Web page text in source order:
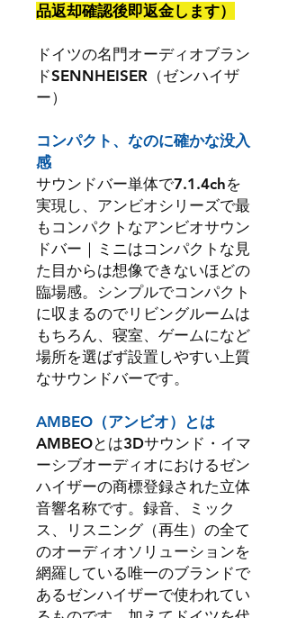
品返却確認後即返金します）
ドイツの名門オーディオブラン
ドSENNHEISER（ゼンハイザ
ー）
コンパクト、なのに確かな没入
感
サウンドバー単体で7.1.4chを
実現し、アンビオシリーズで最
もコンパクトなアンビオサウン
ドバー｜ミニはコンパクトな見
た目からは想像できないほどの
臨場感。シンプルでコンパクト
に収まるのでリビングルームは
もちろん、寝室、ゲームになど
場所を選ばず設置しやすい上質
なサウンドバーです。
AMBEO（アンビオ）とは
AMBEOとは3Dサウンド・イマ
ーシブオーディオにおけるゼン
ハイザーの商標登録された立体
音響名称です。録音、ミック
ス、リスニング（再生）の全て
のオーディオソリューションを
網羅している唯一のブランドで
あるゼンハイザーで使われてい